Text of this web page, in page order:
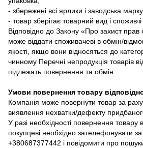
- збережені всі ярлики і заводська
- товар зберігає товарний вид і споживчі
Відповідно до Закону «Про захист прав
може віддати споживачеві в обмін/
якості, якщо вони відносяться до
чинному Перечні непродукція товарів
підлежать повернення та обмін.
Умови повернення товару
Компанія може повернути товар за
виявлення нехватки/дефекту
У разі необхідності повернення товару
покупцеві необхідно зателефонувати
+380687377442 і повідомити про